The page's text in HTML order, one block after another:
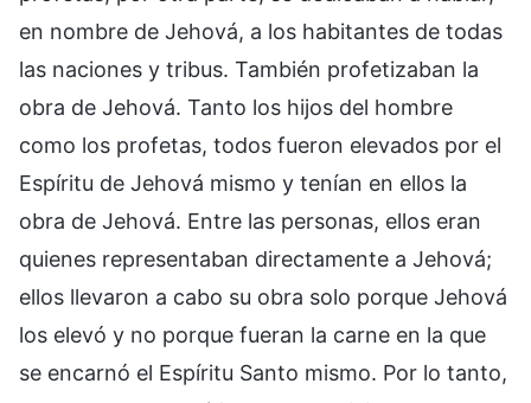
en nombre de Jehová, a los habitantes de todas
las naciones y tribus. También profetizaban la
obra de Jehová. Tanto los hijos del hombre
como los profetas, todos fueron elevados por el
Espíritu de Jehová mismo y tenían en ellos la
obra de Jehová. Entre las personas, ellos eran
quienes representaban directamente a Jehová;
ellos llevaron a cabo su obra solo porque Jehová
los elevó y no porque fueran la carne en la que
se encarnó el Espíritu Santo mismo. Por lo tanto,